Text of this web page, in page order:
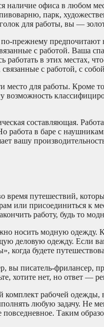
наличие офиса в любом
парк,
для работы, вы —
прежнему
с работой. Ваша
в этих местах,
с работой, с
для работы. Кроме
возможность
составляющая.
в баре с
вашу
время путешествий,
или присоединиться к
работу, будь то
носить модную одежду.
деловую одежду. Если
когда будете
вы писатель-фрилансер,
хотите нет, но ответ —
рабочей одежды,
любую задачу. Не
Таким